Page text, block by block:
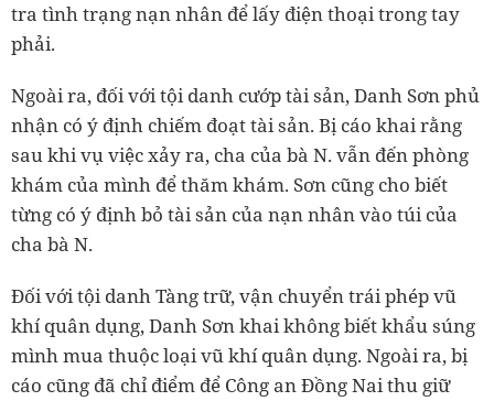
tra tình trạng nạn nhân để lấy điện thoại trong tay
phải.
Ngoài ra, đối với tội danh cướp tài sản, Danh Sơn phủ
nhận có ý định chiếm đoạt tài sản. Bị cáo khai rằng
sau khi vụ việc xảy ra, cha của bà N. vẫn đến phòng
khám của mình để thăm khám. Sơn cũng cho biết
từng có ý định bỏ tài sản của nạn nhân vào túi của
cha bà N.
Đối với tội danh Tàng trữ, vận chuyển trái phép vũ
khí quân dụng, Danh Sơn khai không biết khẩu súng
mình mua thuộc loại vũ khí quân dụng. Ngoài ra, bị
cáo cũng đã chỉ điểm để Công an Đồng Nai thu giữ